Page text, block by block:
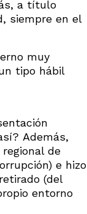
a título
siempre en el
muy
tipo hábil
Además,
de
e hizo
(del
entorno